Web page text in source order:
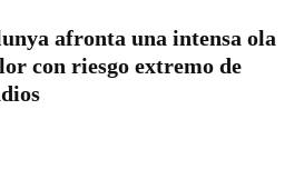
afronta una intensa ola
con riesgo extremo de